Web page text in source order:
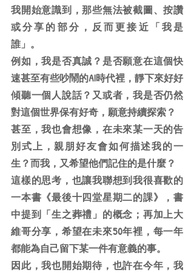
我開始意識到，那些無法被截圖、按讚
或分享的部分，反而更接近「我是
誰」。
例如，我是否真誠？是否願意在這個快
速甚至有些吵鬧的AI時代裡，靜下來好好
傾聽一個人說話？又或者，我是否仍然
對這個世界保有好奇，願意持續探索？
甚至，我也會想像，在未來某一天的告
別式上，親朋好友會如何描述我的一
生？而我，又希望他們記住的是什麼？
這樣的思考，也讓我聯想到我很喜歡的
一本書《最後十四堂星期二的課》，書
中提到「生之葬禮」的概念；再加上大
維哥分享，希望在未來50年裡，每一年
都能為自己留下某一件有意義的事。
因此，我也開始期待，也許在今年，我